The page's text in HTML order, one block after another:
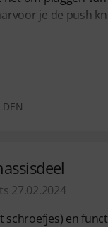
je de push
27.02.2024
en